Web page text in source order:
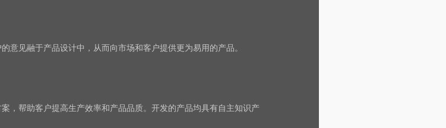
意见融于产品设计中，从而向市场和客户提供更为易用的产品。
，帮助客户提高生产效率和产品品质。开发的产品均具有自主知识产